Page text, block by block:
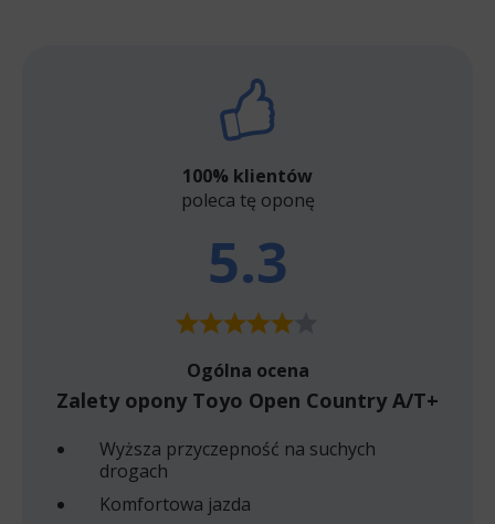
100% klientów
poleca tę oponę
5.3
Ogólna ocena
Zalety opony Toyo Open Country A/T+
Wyższa przyczepność na suchych
drogach
Komfortowa jazda